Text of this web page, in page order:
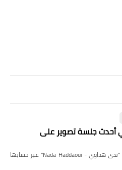
جلسة تصوير على
هيت بلادي : نشرت الفنانة المغربية "ندى هداوي - Nada Haddaoui" عبر حسابها